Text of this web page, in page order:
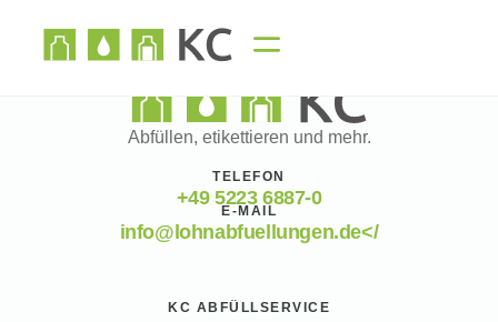
Abfüllen, etikettieren und mehr.
TELEFON
+49 5223 6887-0
E-MAIL
info@lohnabfuellungen.de</
KC ABFÜLLSERVICE